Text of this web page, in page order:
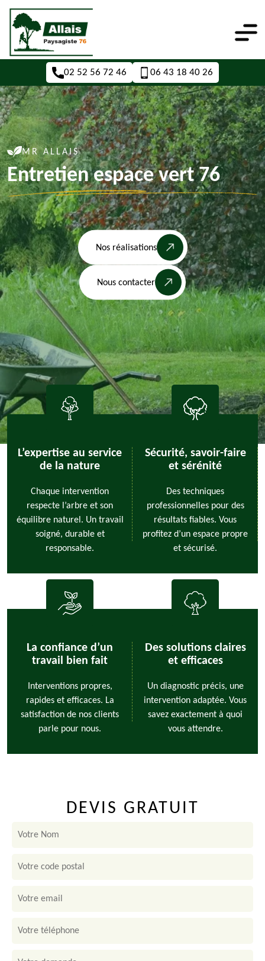
02 52 56 72 46 06 43 18 40 26
MR ALLAIS
Entretien espace vert 76
Nos réalisations
Nous contacter
L’expertise au service
de la nature
Chaque intervention
respecte l’arbre et son
équilibre naturel. Un travail
soigné, durable et
responsable.
Sécurité, savoir-faire
et sérénité
Des techniques
professionnelles pour des
résultats fiables. Vous
profitez d’un espace propre
et sécurisé.
La confiance d’un
travail bien fait
Interventions propres,
rapides et efficaces. La
satisfaction de nos clients
parle pour nous.
Des solutions claires
et efficaces
Un diagnostic précis, une
intervention adaptée. Vous
savez exactement à quoi
vous attendre.
DEVIS GRATUIT